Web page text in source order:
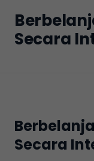
Secara
Secara